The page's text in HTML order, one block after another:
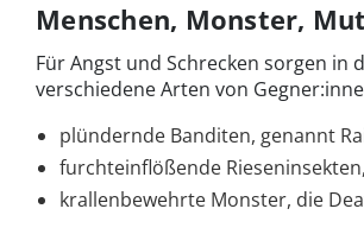
Menschen, Monster,
Für Angst und Schrecken sorgen in
verschiedene Arten von
plündernde Banditen, genannt
furchteinflößende
krallenbewehrte Monster, die